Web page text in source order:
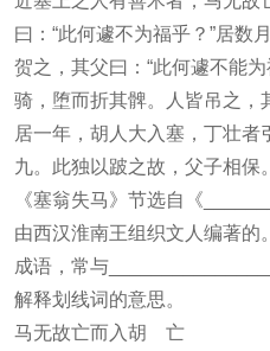
曰：“此何遽不为福乎？”居数
贺之，其父曰：“此何遽不能
骑，堕而折其髀。人皆吊之，
居一年，胡人大入塞，丁壮
九。此独以跛之故，父子相保。
《塞翁失马》节选自《
由西汉淮南王组织文人编著的
成语，常与
解释划线词的意思。
马无故亡而入胡 亡